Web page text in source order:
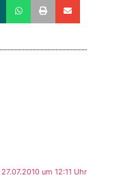
27.07.2010 um 12:11 Uhr